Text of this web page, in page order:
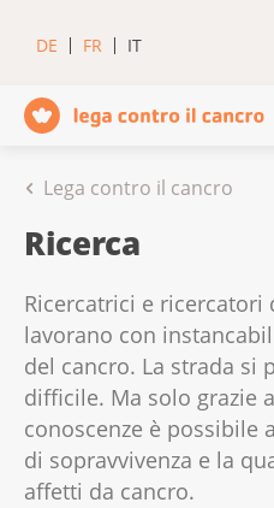
DE FR IT
Lega contro il cancro
Ricerca
Ricercatrici e
lavorano con
del cancro. La strada si
difficile. Ma solo grazie
conoscenze è possibile
di sopravvivenza e la
affetti da cancro.